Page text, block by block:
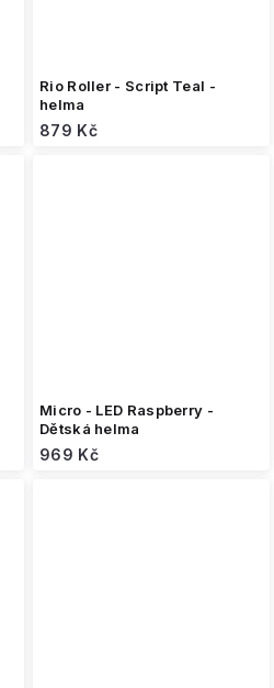
Rio Roller - Script Teal -
helma
879 Kč
Micro - LED Raspberry -
Dětská helma
969 Kč